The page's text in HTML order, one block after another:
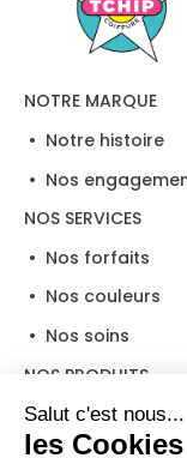
NOTRE MARQUE
Notre histoire
Nos
NOS SERVICES
Nos forfaits
Nos couleurs
Nos soins
NOS PRODUITS
Salut c'est nous...
les